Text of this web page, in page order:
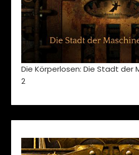
Die Körperlosen: Die Stadt der
2